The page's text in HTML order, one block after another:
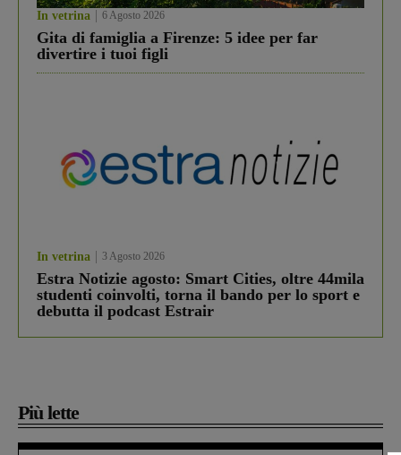
In vetrina 6 Agosto 2026
Gita di famiglia a Firenze: 5 idee per far
divertire i tuoi figli
In vetrina 3 Agosto 2026
Estra Notizie agosto: Smart Cities, oltre 44mila
studenti coinvolti, torna il bando per lo sport e
debutta il podcast Estrair
Più lette